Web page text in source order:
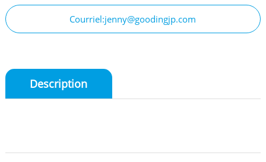
Courriel:jenny@goodingjp.com
Description